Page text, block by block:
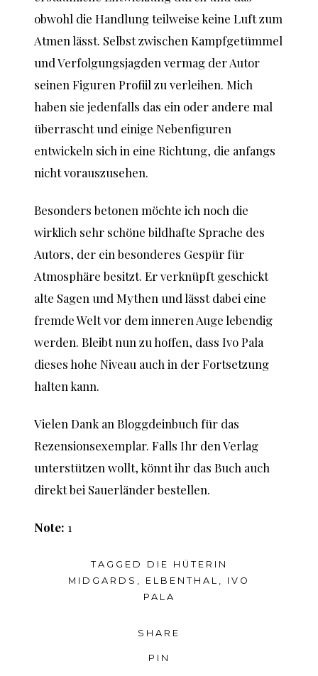
obwohl die Handlung teilweise keine Luft zum
Atmen lässt. Selbst zwischen Kampfgetümmel
und Verfolgungsjagden vermag der Autor
seinen Figuren Profiil zu verleihen. Mich
haben sie jedenfalls das ein oder andere mal
überrascht und einige Nebenfiguren
entwickeln sich in eine Richtung, die anfangs
nicht vorauszusehen.
Besonders betonen möchte ich noch die
wirklich sehr schöne bildhafte Sprache des
Autors, der ein besonderes Gespür für
Atmosphäre besitzt. Er verknüpft geschickt
alte Sagen und Mythen und lässt dabei eine
fremde Welt vor dem inneren Auge lebendig
werden. Bleibt nun zu hoffen, dass Ivo Pala
dieses hohe Niveau auch in der Fortsetzung
halten kann.
Vielen Dank an Bloggdeinbuch für das
Rezensionsexemplar. Falls Ihr den Verlag
unterstützen wollt, könnt ihr das Buch auch
direkt bei Sauerländerbestellen.
Note: 1
TAGGED DIE HÜTERIN
MIDGARDS , ELBENTHAL , IVO
PALA
SHARE
PIN